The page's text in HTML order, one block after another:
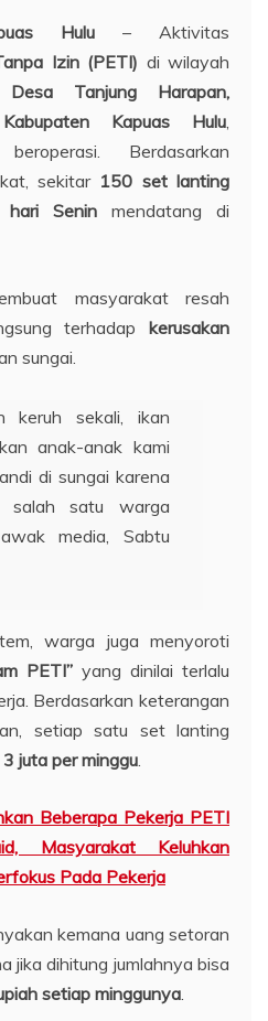
Hulu – Aktivitas
Izin (PETI) di wilayah
Tanjung Harapan,
Kapuas Hulu
Berdasarkan
sekitar 150 set lanting
hari Senin mendatang di
masyarakat resah
terhadap kerusakan
sungai.
keruh sekali, ikan
anak-anak kami
di sungai karena
salah satu warga
media, Sabtu
warga juga menyoroti
PETI” yang dinilai terlalu
Berdasarkan keterangan
setiap satu set lanting
3 juta per minggu
Beberapa Pekerja PETI
Masyarakat Keluhkan
Pada Pekerja
kemana uang setoran
jika dihitung jumlahnya bisa
setiap minggunya